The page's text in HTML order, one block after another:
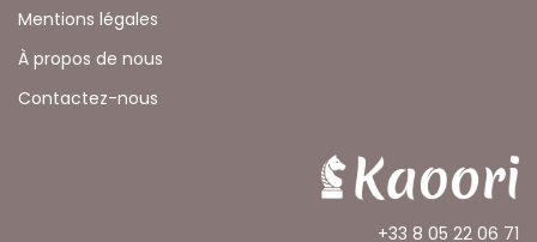
Mentions légales
À propos de nous
Contactez-nous
+33 8 05 22 06 71